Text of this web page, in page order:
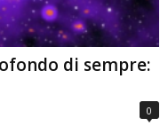
di sempre:
0